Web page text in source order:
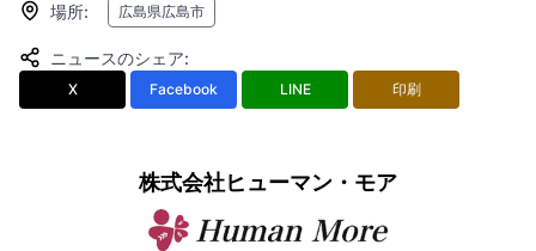
場所: 広島県広島市
ニュースのシェア:
X Facebook LINE 印刷
株式会社ヒューマン・モア